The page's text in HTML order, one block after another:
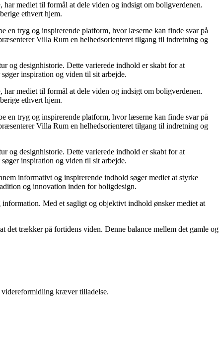
mediet til formål at dele viden og indsigt om boligverdenen.
ethvert hjem.
en tryg og inspirerende platform, hvor læserne kan finde svar på
Villa Rum en helhedsorienteret tilgang til indretning og
og designhistorie. Dette varierede indhold er skabt for at
inspiration og viden til sit arbejde.
mediet til formål at dele viden og indsigt om boligverdenen.
ethvert hjem.
en tryg og inspirerende platform, hvor læserne kan finde svar på
Villa Rum en helhedsorienteret tilgang til indretning og
og designhistorie. Dette varierede indhold er skabt for at
inspiration og viden til sit arbejde.
informativt og inspirerende indhold søger mediet at styrke
og innovation inden for boligdesign.
Med et sagligt og objektivt indhold ønsker mediet at
det trækker på fortidens viden. Denne balance mellem det gamle og
kræver tilladelse.